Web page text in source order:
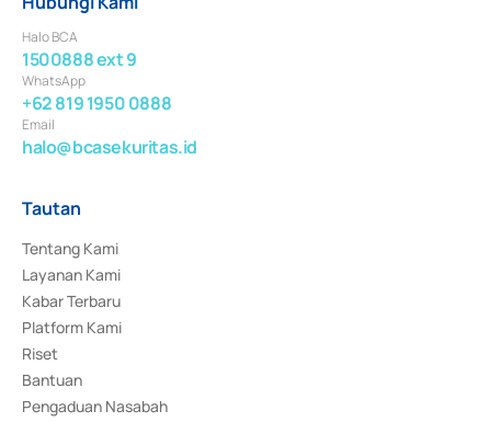
Halo BCA
1500888 ext 9
WhatsApp
+62 819 1950 0888
Email
halo@bcasekuritas.id
Tautan
Tentang Kami
Layanan Kami
Kabar Terbaru
Platform Kami
Riset
Bantuan
Pengaduan Nasabah